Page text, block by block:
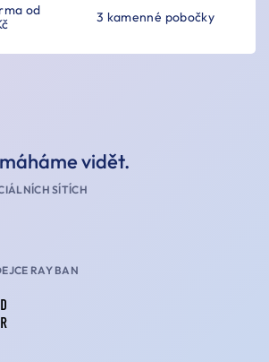
3 kamenné pobočky
od
vidět.
SÍTÍCH
RAY BAN